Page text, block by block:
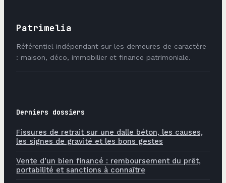
Patrimelia
Référentiel indépendant sur les demeures de caractère
: maison, déco, immobilier et finance patrimoniale.
Derniers dossiers
Fissures de retrait sur une dalle béton, les causes,
les signes de gravité et les bons gestes
Vente d’un bien financé : remboursement du prêt,
portabilité et sanctions à connaître